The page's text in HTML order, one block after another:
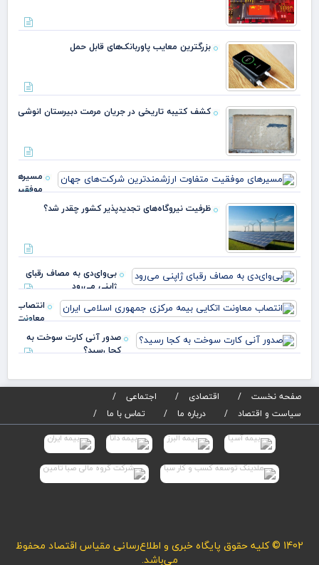
بزرگترین معایب پاوربانک‌های قابل حمل
کشف کتیبه تاریخی در جریان مرمت دبیرستان انوشی
مسیرهای
موفقیت
ظرفیت نیروگاه‌های تجدیدپذیر کشور چقدر شد؟
بی‌وای‌دی به مصاف رقبای
ژاپنی می‌رود
انتصاب
معاونت
بیمه
مرکزی
اسلامی
صدور آنی کارت سوخت به
کجا رسید؟
صفحه نخست اقتصادی
اجتماعی
سیاست و اقتصاد
درباره ما تماس با ما
1402 © کلیه حقوق پایگاه خبری و اطلاع‌رسانی مقیاس اقتصاد محفوظ
می‌باشد.